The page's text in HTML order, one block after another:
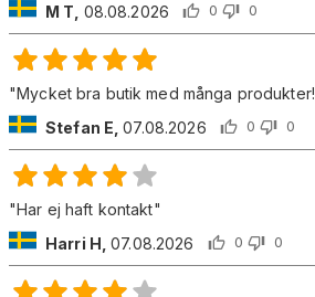
M T 08.08.2026 0 0
"Mycket bra butik med många produkter!
Stefan E ,07.08.2026 0 0
"Har ej haft kontakt"
Harri H ,07.08.2026 0 0